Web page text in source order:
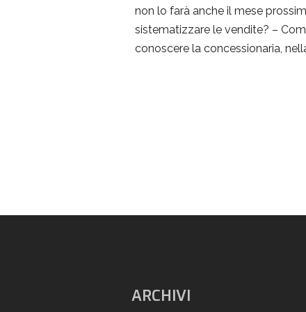
non lo farà anche il mese
sistematizzare le vendite? –
conoscere la concessionaria,
ARCHIVI